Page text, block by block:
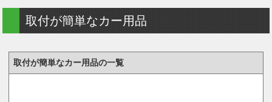
取付が簡単なカー用品
取付が簡単なカー用品の一覧